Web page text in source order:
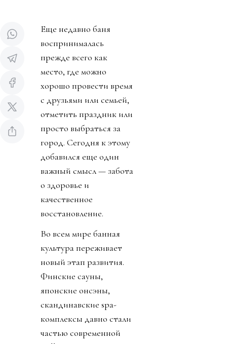
Еще недавно баня
воспринималась
прежде всего как
место, где можно
хорошо провести время
с друзьями или семьей,
отметить праздник или
просто выбраться за
город. Сегодня к этому
добавился еще один
важный смысл — забота
о здоровье и
качественное
восстановление.
Во всем мире банная
культура переживает
новый этап развития.
Финские сауны,
японские онсэны,
скандинавские spa-
комплексы давно стали
частью современной